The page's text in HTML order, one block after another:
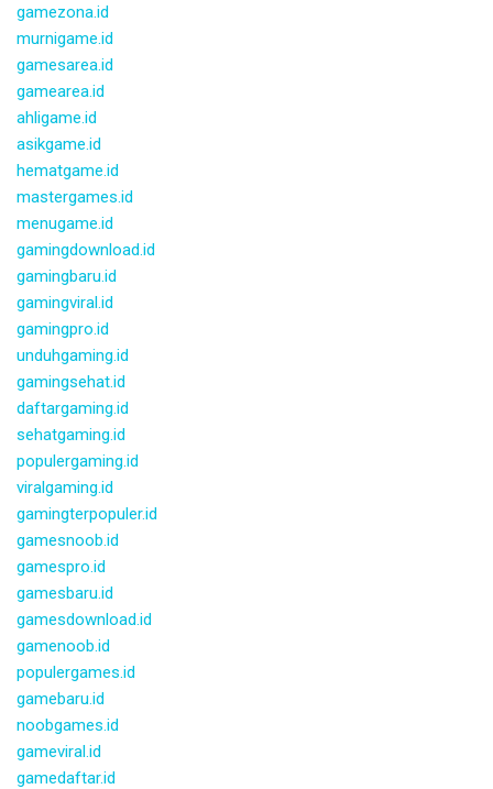
gamezona.id
murnigame.id
gamesarea.id
gamearea.id
ahligame.id
asikgame.id
hematgame.id
mastergames.id
menugame.id
gamingdownload.id
gamingbaru.id
gamingviral.id
gamingpro.id
unduhgaming.id
gamingsehat.id
daftargaming.id
sehatgaming.id
populergaming.id
viralgaming.id
gamingterpopuler.id
gamesnoob.id
gamespro.id
gamesbaru.id
gamesdownload.id
gamenoob.id
populergames.id
gamebaru.id
noobgames.id
gameviral.id
gamedaftar.id